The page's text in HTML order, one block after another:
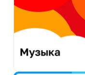
Екатеринбург
Калининград
Калуга